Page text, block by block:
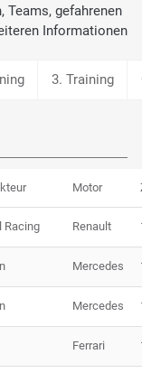
Teams, gefahrenen
Informationen
3. Training
Motor
Racing Renault
Mercedes
Mercedes
Ferrari